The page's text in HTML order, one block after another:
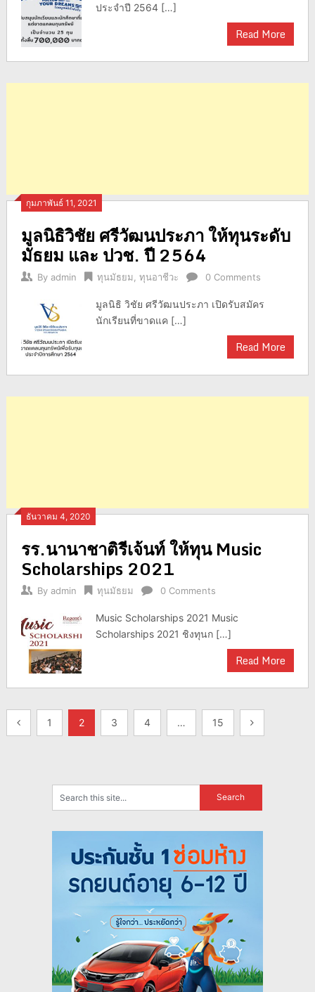
ประจำปี 2564 […]
Read More
กุมภาพันธ์ 11, 2021
มูลนิธิวิชัย ศรีวัฒนประภา ให้ทุนระดับ
มัธยม และ ปวช. ปี 2564
By admin ทุนมัธยม, ทุนอาชีวะ 0 Comments
มูลนิธิ วิชัย ศรีวัฒนประภา เปิดรับสมัคร
นักเรียนที่ขาดแค […]
Read More
ธันวาคม 4, 2020
รร.นานาชาติรีเจ้นท์ ให้ทุน Music
Scholarships 2021
By admin ทุนมัธยม 0 Comments
Music Scholarships 2021 Music
Scholarships 2021 ชิงทุนก […]
Read More
แนะแนว
1 2 3 4 … 15